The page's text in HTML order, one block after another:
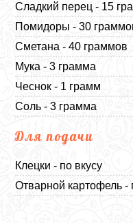
Сладкий перец - 15
Помидоры - 30
Сметана - 40 граммов
Мука - 3 грамма
Чеснок - 1 грамм
Соль - 3 грамма
Для подачи
Клецки - по вкусу
Отварной картофель -